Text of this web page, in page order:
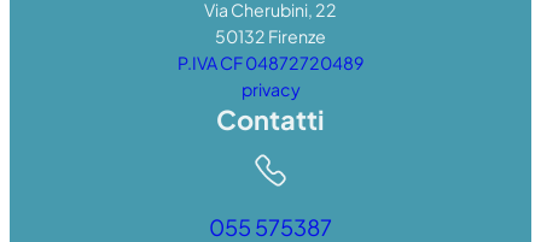
Via Cherubini, 22
50132 Firenze
P.IVA CF 04872720489
privacy
Contatti
055 575387